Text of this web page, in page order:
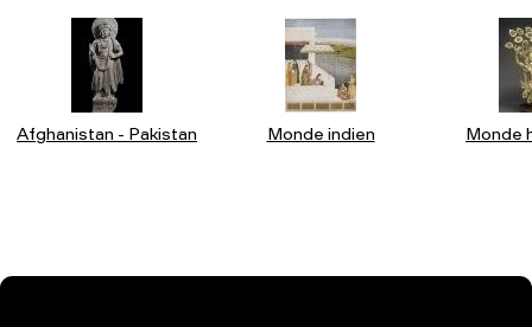
Afghanistan - Pakistan Monde indien Monde